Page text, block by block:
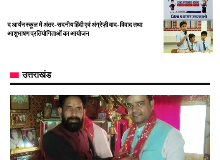
द आर्यन स्कूल में अंतर-सदनीय हिंदी एवं अंग्रेज़ी वाद-विवाद तथा
आशुभाषण प्रतियोगिताओं का आयोजन
उत्तराखंड